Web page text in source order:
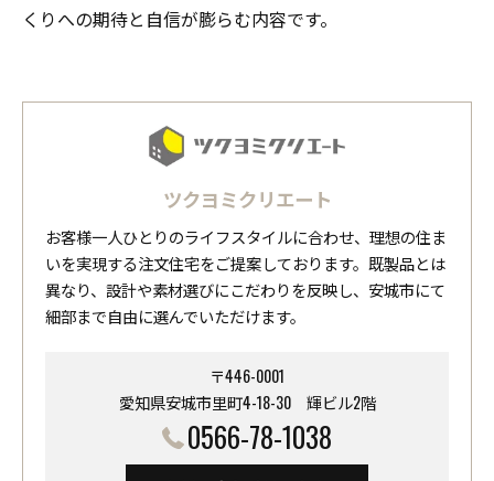
くりへの期待と自信が膨らむ内容です。
ツクヨミクリエート
お客様一人ひとりのライフスタイルに合わせ、理想の住ま
いを実現する注文住宅をご提案しております。既製品とは
異なり、設計や素材選びにこだわりを反映し、安城市にて
細部まで自由に選んでいただけます。
〒446-0001
愛知県安城市里町4-18-30 ​​​​​​​輝ビル2階
0566-78-1038